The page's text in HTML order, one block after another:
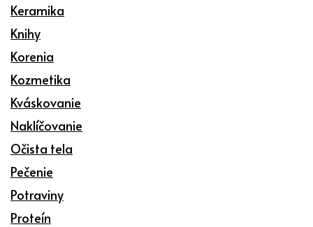
Keramika
Knihy
Korenia
Kozmetika
Kváskovanie
Naklíčovanie
Očista tela
Pečenie
Potraviny
Proteín